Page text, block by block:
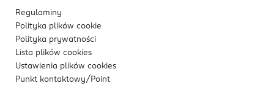
Regulaminy
Polityka plików cookie
Polityka prywatności
Lista plików cookies
Ustawienia plików cookies
Punkt kontaktowy/ Point